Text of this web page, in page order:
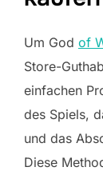
Um God of
Store-
einfachen
des Spiels,
und das
Diese